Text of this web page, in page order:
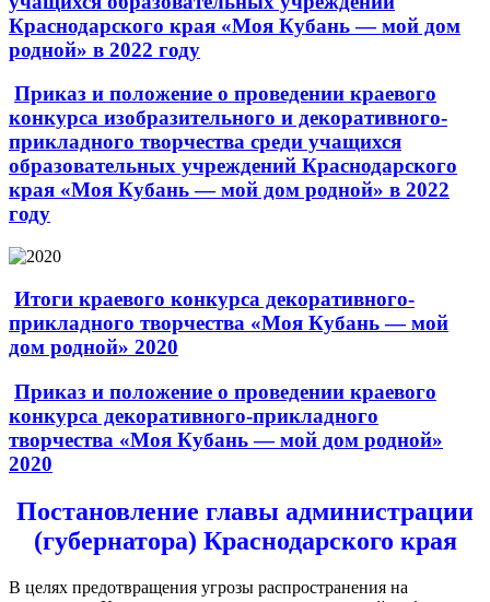
Краснодарского края «Моя Кубань — мой дом
родной» в 2022 году
Приказ и положение о проведении краевого
конкурса изобразительного и декоративного-
прикладного творчества среди учащихся
образовательных учреждений Краснодарского
края «Моя Кубань — мой дом родной» в 2022
году
Итоги краевого конкурса декоративного-
прикладного творчества «Моя Кубань — мой
дом родной» 2020
Приказ и положение о проведении краевого
конкурса декоративного-прикладного
творчества «Моя Кубань — мой дом родной»
2020
Постановление главы администрации
(губернатора) Краснодарского края
В целях предотвращения угрозы распространения на